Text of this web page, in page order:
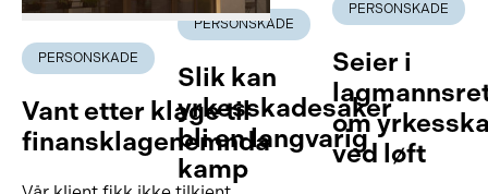
PERSONSKADE
Vant etter klage til
finansklagenemnda
PERSONSKADE
Slik kan
yrkesskadesaker
bli en langvarig
kamp
PERSONSKADE
Seier i
om
ved løft